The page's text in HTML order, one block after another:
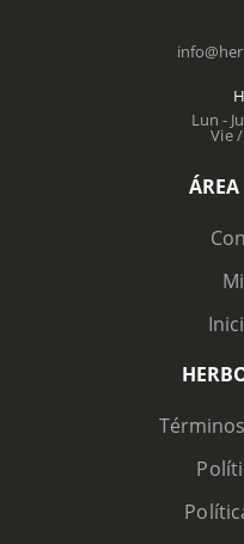
Lun -
Vie